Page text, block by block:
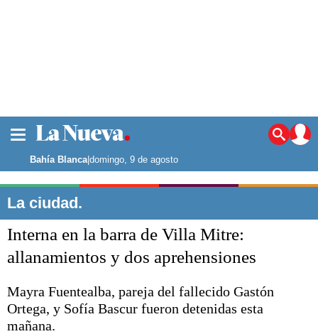
Noticias
La ciudad
Punta Alta
El mundo
Seguridad
Opinión
Deportes
Escenario Olímpico
Liga del Sur
Bahía Blanca|domingo, 9 de agosto
La ciudad.
Interna en la barra de Villa Mitre:
allanamientos y dos aprehensiones
Mayra Fuentealba, pareja del fallecido Gastón
Ortega, y Sofía Bascur fueron detenidas esta
mañana.